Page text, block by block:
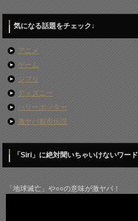
気になる話題をチェック↓
アニメ
ゲーム
ジブリ
ディズニー
ハリーポッター
激ヤバ都市伝説
「Siri」に絶対聞いちゃいけないワード
「地球滅亡」や○○の意味が激ヤバ！